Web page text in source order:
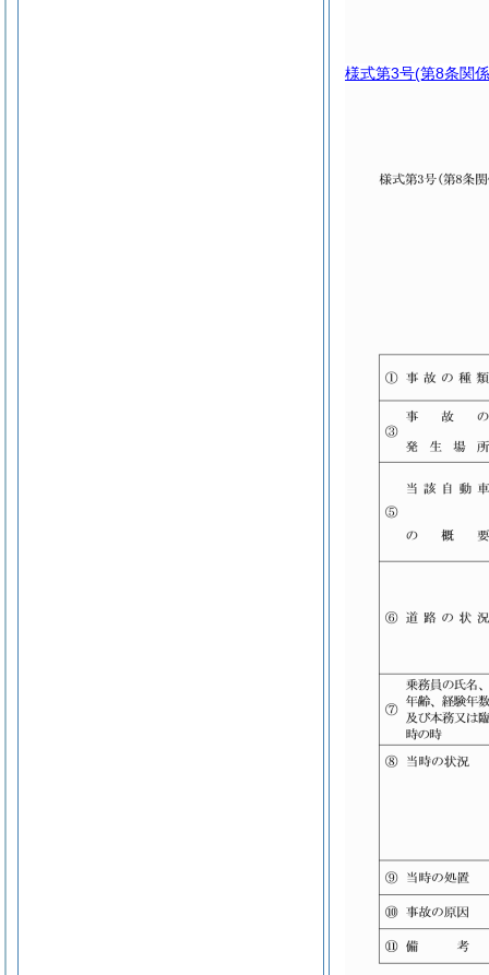
様式第3号(第8条関